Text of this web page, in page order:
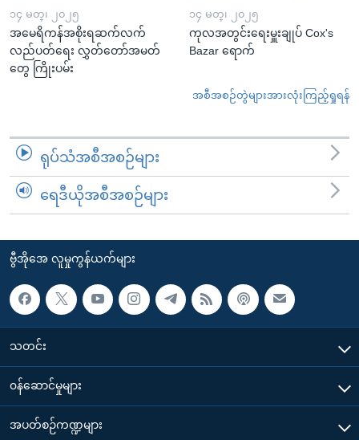
၁၄ မတ္၊ ၂၀၂၅
အမေရိကန်အစိုးရဆက်လက်
လည်ပတ်ရေး လွှတ်တော်အမတ်
တွေ ကြိုးပမ်း
၁၄ မတ္၊ ၂၀၂၅
ကုလအတွင်းရေးမှူးချုပ် Cox's
Bazar ရောက်
အစီအစဉ်တွဲများအားလုံးကြည့်ရှုရန်
ရုပ်သံအစီအစဉ်များ
ရေဒီယိုအစီအစဉ်များ
ဗွီအိုအေ လူမှုကွန်ယက်များ
သတင်း
၀န်ဆောင်မှုများ
အပတ်စဉ်ကဏ္ဍများ